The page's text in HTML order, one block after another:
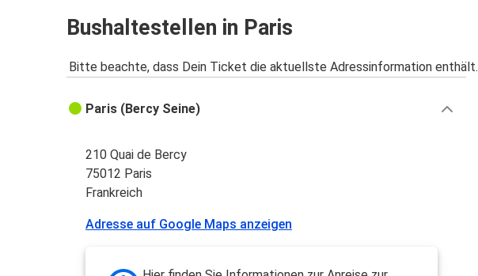
Bushaltestellen in Paris
Bitte beachte, dass Dein Ticket die aktuellste Adressinformation enthält.
Paris (Bercy Seine)
210 Quai de Bercy
75012 Paris
Frankreich
Adresse auf Google Maps anzeigen